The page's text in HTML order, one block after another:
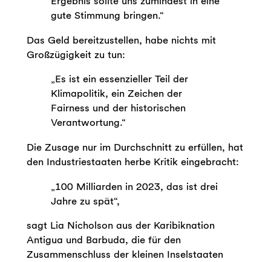
gute Stimmung bringen.“
Das Geld bereitzustellen, habe nichts mit
Großzügigkeit zu tun:
„Es ist ein essenzieller Teil der
Klimapolitik, ein Zeichen der
Fairness und der historischen
Verantwortung.“
Die Zusage nur im Durchschnitt zu erfüllen, hat
den Industriestaaten herbe Kritik eingebracht:
„100 Milliarden in 2023, das ist drei
Jahre zu spät“,
sagt Lia Nicholson aus der Karibiknation
Antigua und Barbuda, die für den
Zusammenschluss der kleinen Inselstaaten